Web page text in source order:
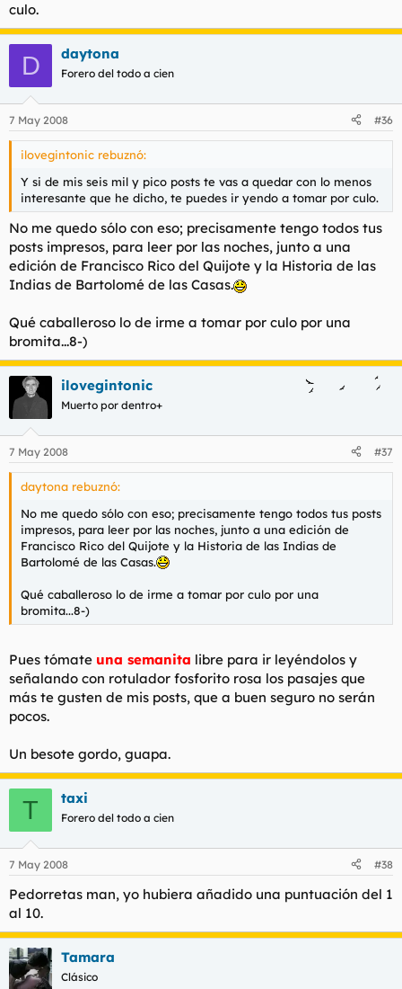
culo.
D daytona
Forero del todo a cien
7 May 2008 #36
ilovegintonic rebuznó:
Y si de mis seis mil y pico posts te vas a quedar con lo menos
interesante que he dicho, te puedes ir yendo a tomar por culo.
No me quedo sólo con eso; precisamente tengo todos tus
posts impresos, para leer por las noches, junto a una
edición de Francisco Rico del Quijote y la Historia de las
Indias de Bartolomé de las Casas.
Qué caballeroso lo de irme a tomar por culo por una
bromita...8-)
ilovegintonic
Muerto por dentro+
7 May 2008 #37
daytona rebuznó:
No me quedo sólo con eso; precisamente tengo todos tus posts
impresos, para leer por las noches, junto a una edición de
Francisco Rico del Quijote y la Historia de las Indias de
Bartolomé de las Casas.
Qué caballeroso lo de irme a tomar por culo por una
bromita...8-)
Pues tómate una semanita libre para ir leyéndolos y
señalando con rotulador fosforito rosa los pasajes que
más te gusten de mis posts, que a buen seguro no serán
pocos.
Un besote gordo, guapa.
T taxi
Forero del todo a cien
7 May 2008 #38
Pedorretas man, yo hubiera añadido una puntuación del 1
al 10.
Tamara
Clásico